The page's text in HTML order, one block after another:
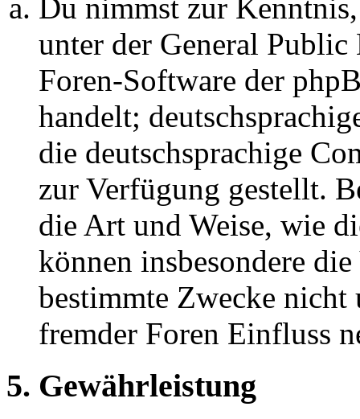
Du nimmst zur
unter der General
Foren-Software der
handelt;
die deutschsprachige
zur Verfügung gestellt.
die Art und Weise, wie
können insbesondere
bestimmte Zwecke nicht
fremder Foren Einfluss
5. Gewährleistung